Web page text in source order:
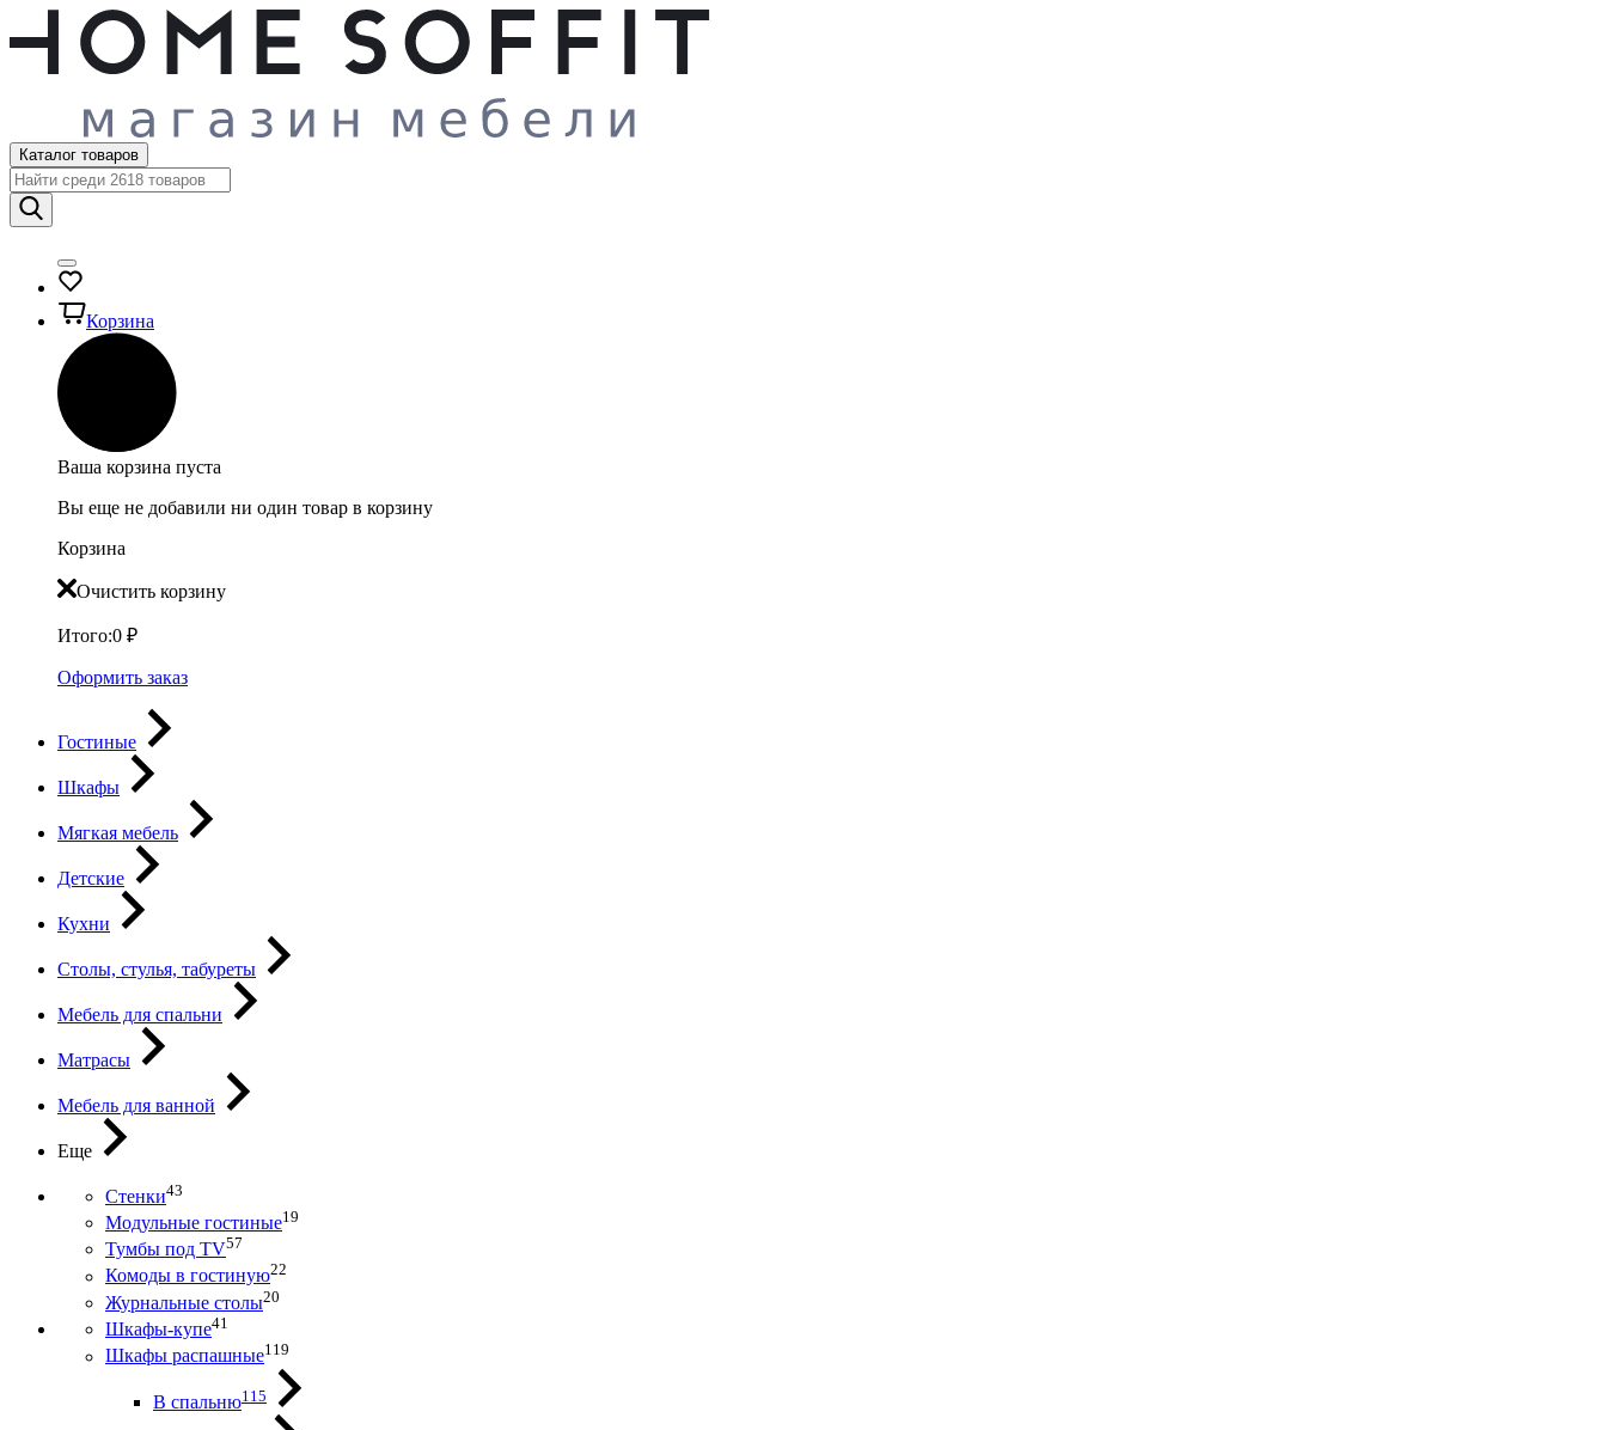
Каталог товаров
Корзина
Ваша корзина пуста
Вы еще не добавили ни один товар в корзину
Корзина
Очистить корзину
Итого:0 ₽
Оформить заказ
Гостиные
Шкафы
Мягкая мебель
Детские
Кухни
Столы, стулья, табуреты
Мебель для спальни
Матрасы
Мебель для ванной
Еще
Стенки43
Модульные гостиные19
Тумбы под ТV57
Комоды в гостиную22
Журнальные столы20
Шкафы-купе41
Шкафы распашные119
В спальню115